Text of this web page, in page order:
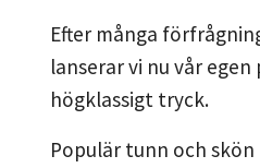
Efter många
lanserar vi nu vår
högklassigt tryck.
Populär tunn och skön